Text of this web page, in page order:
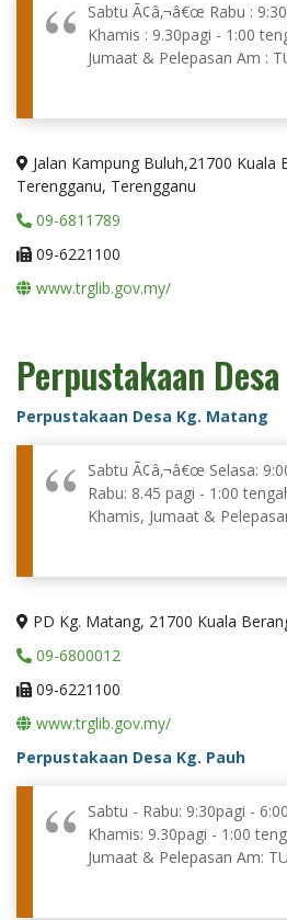
Sabtu Ã¢â‚¬â€œ Rabu :
Khamis : 9.30pagi - 1:00
Jumaat & Pelepasan Am :
Jalan Kampung Buluh,21700 Kuala
Terengganu, Terengganu
09-6811789
09-6221100
www.trglib.gov.my/
Perpustakaan Desa
Perpustakaan Desa Kg. Matang
Sabtu Ã¢â‚¬â€œ Selasa:
Rabu: 8.45 pagi - 1:00
Khamis, Jumaat &
PD Kg. Matang, 21700 Kuala
09-6800012
09-6221100
www.trglib.gov.my/
Perpustakaan Desa Kg. Pauh
Sabtu - Rabu: 9:30pagi -
Khamis: 9.30pagi - 1:00
Jumaat & Pelepasan Am: